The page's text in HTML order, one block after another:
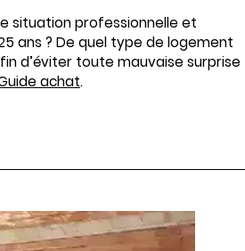
situation professionnelle et
ans ? De quel type de logement
d’éviter toute mauvaise surprise
achat.